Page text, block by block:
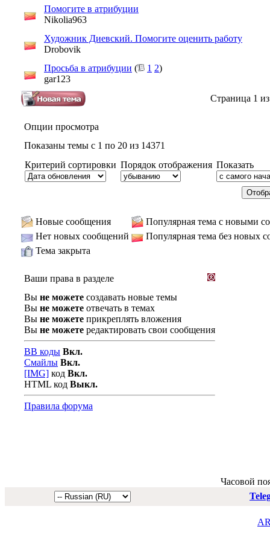
Помогите в атрибуции
Nikolia963
Художник Диевский. Помогите оценить работу
Drobovik
Просьба в атрибуции ( 1 2)
gar123
Страница 1
Опции просмотра
Показаны темы с 1 по 20 из 14371
Критерий сортировки Порядок отображения Показать
Новые сообщения
Популярная тема с новыми
Нет новых сообщений
Популярная тема без новых
Тема закрыта
Ваши права в разделе
Вы не можете создавать новые темы
Вы не можете отвечать в темах
Вы не можете прикреплять вложения
Вы не можете редактировать свои сообщения
BB коды Вкл.
Смайлы Вкл.
[IMG] код Вкл.
HTML код Выкл.
Правила форума
Часовой